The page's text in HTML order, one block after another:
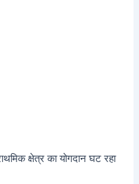
क्षेत्र का योगदान घट रहा